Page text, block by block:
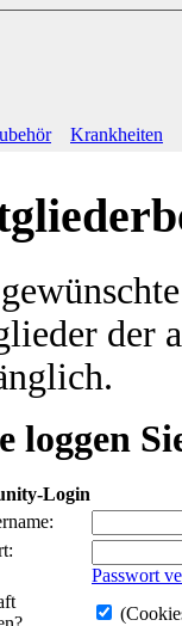
Krankheiten
der
loggen
Login
Passwort